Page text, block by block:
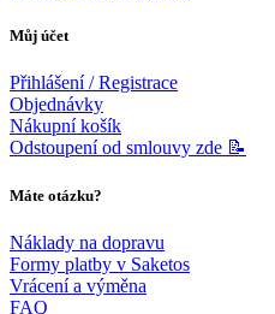
Můj účet
Přihlášení / Registrace
Objednávky
Nákupní košík
Odstoupení od smlouvy zde 📝
Máte otázku?
Náklady na dopravu
Formy platby v Saketos
Vrácení a výměna
FAQ